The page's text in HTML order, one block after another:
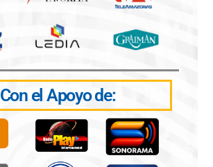
Con el Apoyo de: